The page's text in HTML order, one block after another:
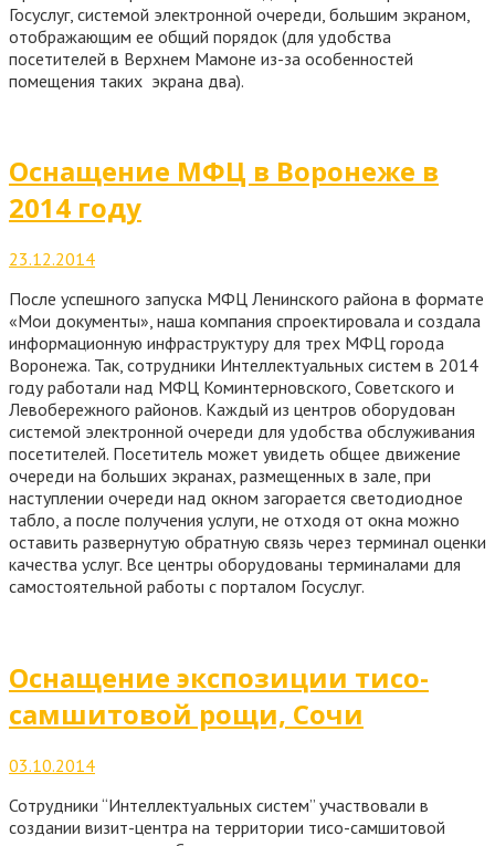
Госуслуг, системой электронной очереди, большим экраном,
отображающим ее общий порядок (для удобства
посетителей в Верхнем Мамоне из-за особенностей
помещения таких экрана два).
Оснащение МФЦ в Воронеже в
2014 году
23.12.2014
После успешного запуска МФЦ Ленинского района в формате
«Мои документы», наша компания спроектировала и создала
информационную инфраструктуру для трех МФЦ города
Воронежа. Так, сотрудники Интеллектуальных систем в 2014
году работали над МФЦ Коминтерновского, Советского и
Левобережного районов. Каждый из центров оборудован
системой электронной очереди для удобства обслуживания
посетителей. Посетитель может увидеть общее движение
очереди на больших экранах, размещенных в зале, при
наступлении очереди над окном загорается светодиодное
табло, а после получения услуги, не отходя от окна можно
оставить развернутую обратную связь через терминал оценки
качества услуг. Все центры оборудованы терминалами для
самостоятельной работы с порталом Госуслуг.
Оснащение экспозиции тисо-
самшитовой рощи, Сочи
03.10.2014
Сотрудники “Интеллектуальных систем” участвовали в
создании визит-центра на территории тисо-самшитовой